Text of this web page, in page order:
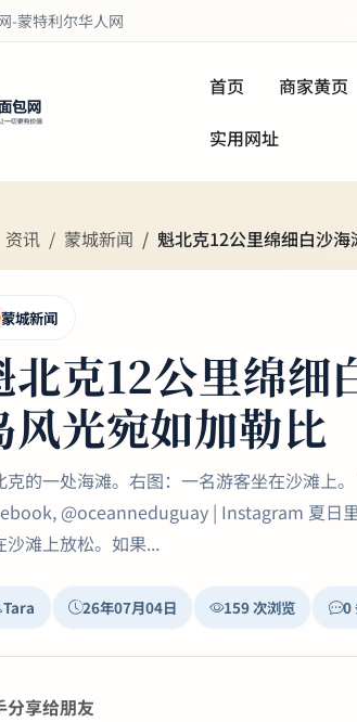
-蒙特利尔华人网
首页 商家黄页
实用网址
资讯 蒙城新闻 魁北克12公里绵细白沙
蒙城新闻
北克12公里绵细
风光宛如加勒比
克的一处海滩。右图：一名游客坐在沙滩上
@oceanneduguay | Instagram 夏日
沙滩上放松。如果...
Tara 26年07月04日 159 次浏览 0
分享给朋友